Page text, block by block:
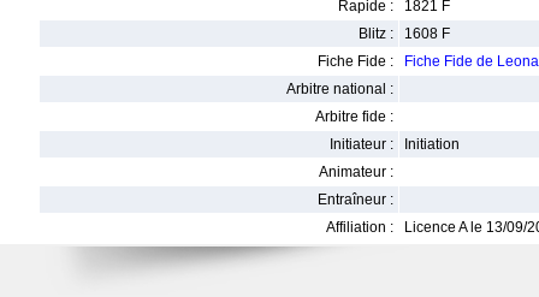
Rapide :
1821 F
Blitz :
1608 F
Fiche Fide :
Fiche Fide de
Arbitre national :
Arbitre fide :
Initiateur :
Initiation
Animateur :
Entraîneur :
Affiliation :
Licence A le 13/09/